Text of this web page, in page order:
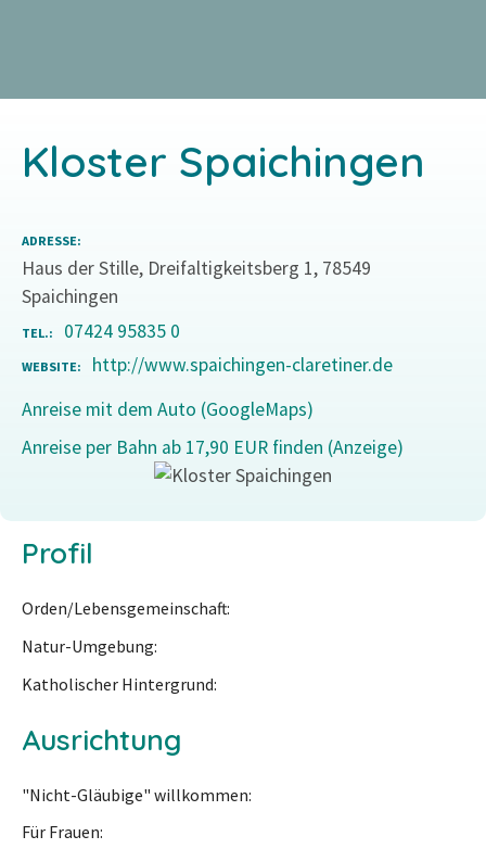
I
Kloster Spaichingen
ADRESSE
Haus der Stille, Dreifaltigkeitsberg 1, 78549
Spaichingen
TEL. 07424 95835 0
WEBSITE
http://www.spaichingen-claretiner.de
Anreise mit dem Auto (GoogleMaps)
Anreise per Bahn ab 17,90 EUR finden (Anzeige)
Profil
Orden/Lebensgemeinschaft
Natur-Umgebung
Katholischer Hintergrund
Ausrichtung
"Nicht-Gläubige" willkommen
Für Frauen